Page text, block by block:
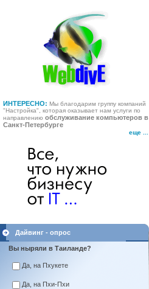
ИНТЕРЕСНО: Мы благодарим группу компаний
"Настройка", которая оказывает нам услуги по
направлению обслуживание компьютеров в
Санкт-Петербурге
еще ...
Дайвинг - опрос
Вы ныряли в Таиланде?
Да, на Пхукете
Да, на Пхи-Пхи